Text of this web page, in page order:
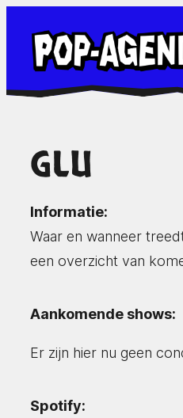
naar
inhoud
GLU
Informatie:
Waar en wanneer
een overzicht van
Aankomende shows:
Er zijn hier nu geen
Spotify: